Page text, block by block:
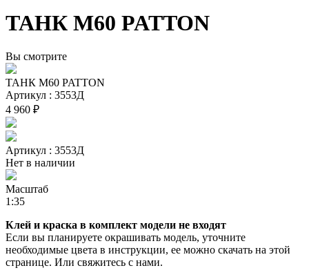
ТАНК M60 PATTON
Вы смотрите
ТАНК M60 PATTON
Артикул : 3553Д
4 960 ₽
Артикул : 3553Д
Нет в наличии
Масштаб
1:35
Клей и краска в комплект модели не входят
Если вы планируете окрашивать модель, уточните
необходимые цвета в инструкции, ее можно скачать на этой
странице. Или свяжитесь с нами.